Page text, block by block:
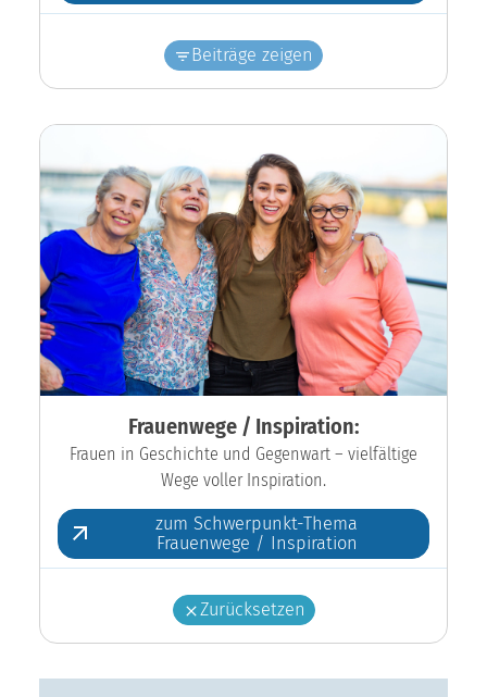
Beiträge zeigen
Frauenwege / Inspiration:
Frauen in Geschichte und Gegenwart – vielfältige
Wege voller Inspiration.
zum Schwerpunkt-Thema
Frauenwege / Inspiration
Zurücksetzen